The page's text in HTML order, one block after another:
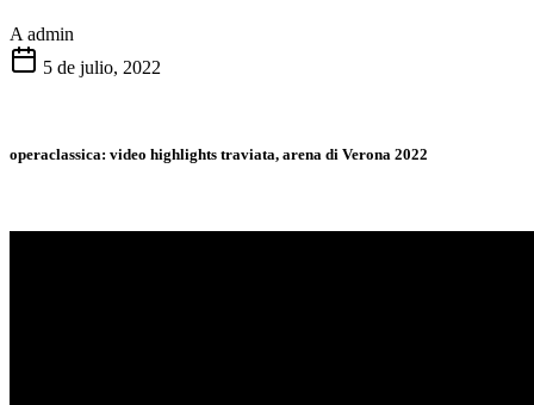
A admin
5 de julio, 2022
operaclassica: video highlights traviata, arena di Verona 2022